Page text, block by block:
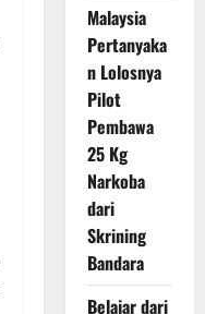
Malaysia
Pertanyaka
n Lolosnya
Pilot
Pembawa
25 Kg
Narkoba
dari
Skrining
Bandara
Belajar dari